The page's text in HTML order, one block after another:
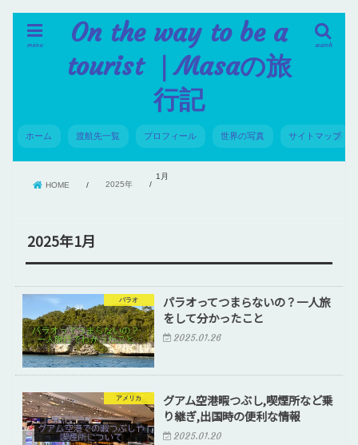
On the way to be a
tourist ｜Masaの旅
行記
search
menu
ホーム 渡航先一覧 プロフィール 世界の写真 サイトマップ
HOME 2025年
1月
2025年1月
パラオ
パラオってつまらないの？一人旅
をして分かったこと
2025.01.26
アメリカ
グアム空港暇つぶし,喫煙所など乗
り継ぎ,出国時の便利な情報
2025.01.20